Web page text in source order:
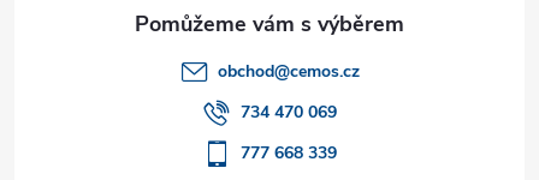
obchod@cemos.cz
734 470 069
777 668 339